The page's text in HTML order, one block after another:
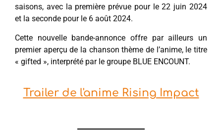
saisons, avec la première prévue pour le 22 juin 2024
et la seconde pour le 6 août 2024.
Cette nouvelle bande-annonce offre par ailleurs un
premier aperçu de la chanson thème de l’anime, le titre
« gifted », interprété par le groupe BLUE ENCOUNT.
Trailer de l'anime Rising Impact